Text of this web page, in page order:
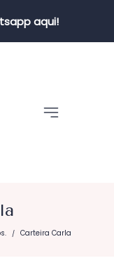
aqui!
/ Carteira Carla